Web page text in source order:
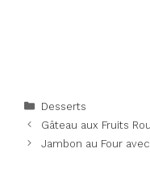
Categories
Desserts
Gâteau aux Fruits
Jambon au Four